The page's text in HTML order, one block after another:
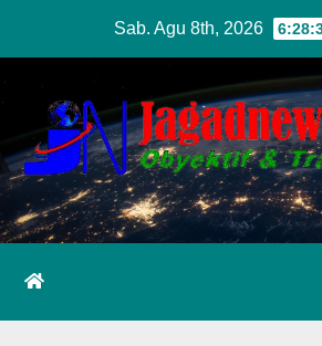
content
Sab. Agu 8th, 2026